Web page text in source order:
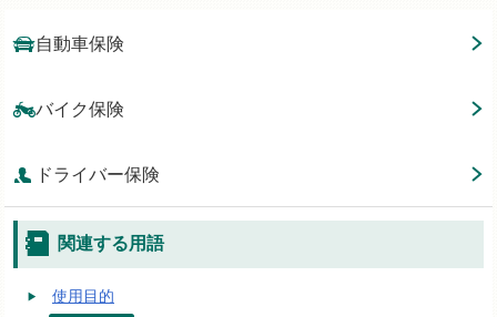
自動車保険
バイク保険
ドライバー保険
関連する用語
使用目的